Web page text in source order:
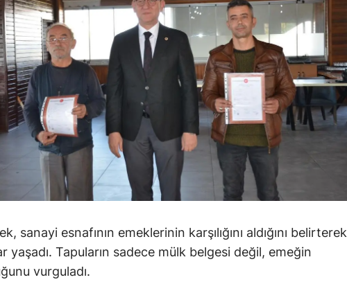
Erzurum
Eskişehir
Gaziantep
Giresun
Gümüşhane
Hakkari
Hatay
Mersin
sanayi esnafının emeklerinin karşılığını aldığını belirterek
yaşadı. Tapuların sadece mülk belgesi değil, emeğin
vurguladı.